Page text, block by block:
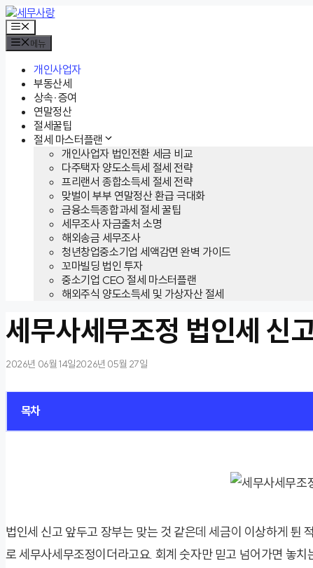
컨
텐
츠
로
메
뉴
메뉴
개인사업자
부동산세
상속·증여
연말정산
절세꿀팁
절세 마스터플랜
개인사업자 법인전환 세금 비교
다주택자 양도소득세 절세 전략
프리랜서 종합소득세 절세 전략
맞벌이 부부 연말정산 환급 극대화
금융소득종합과세 절세 꿀팁
세무조사 자금출처 소명
해외송금 세무조사
청년창업중소기업 세액감면 완벽 가이드
꼬마빌딩 법인 투자
중소기업 CEO 절세 마스터플랜
해외주식 양도소득세 및 가상자산 절세
세무사세무조정 법인세 신
2026년 06월 14일2026년 05월 27일
목차
법인세 신고 앞두고 장부는 맞는 것 같은데 세금이 이상하게 튄
로 세무사세무조정이더라고요. 회계 숫자만 믿고 넘어가면 놓